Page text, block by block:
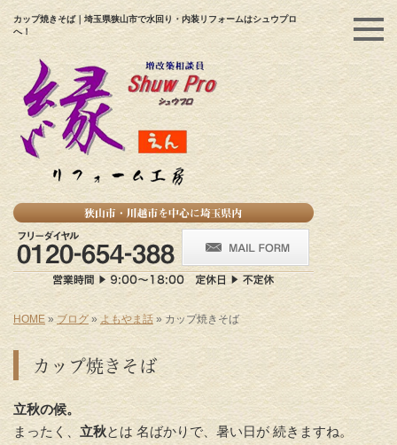
カップ焼きそば｜埼玉県狭山市で水回り・内装リフォームはシュウプロ
へ！
HOME »ブログ » よもやま話 » カップ焼きそば
カップ焼きそば
立秋の候。
まったく、 立秋とは 名ばかりで、暑い日が 続きますね。